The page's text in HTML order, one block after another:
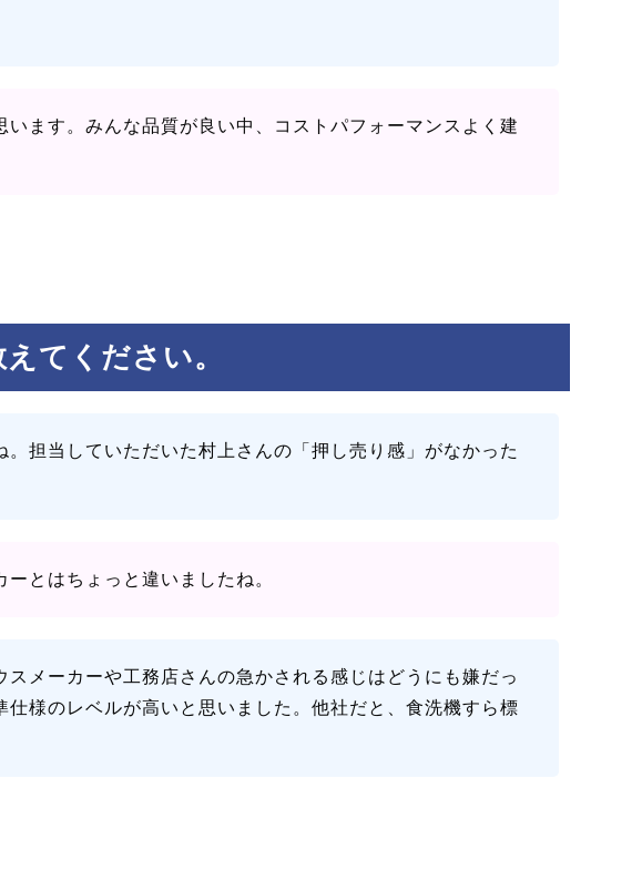
ます。みんな品質が良い中、コストパフォーマンスよく建
てください。
担当していただいた村上さんの「押し売り感」がなかった
とはちょっと違いましたね。
メーカーや工務店さんの急かされる感じはどうにも嫌だっ
様のレベルが高いと思いました。他社だと、食洗機すら標